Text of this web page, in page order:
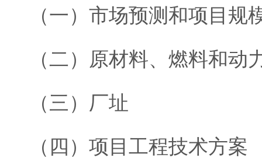
（一）市场预测和项目规
（二）原材料、燃料和动
（三）厂址
（四）项目工程技术方案